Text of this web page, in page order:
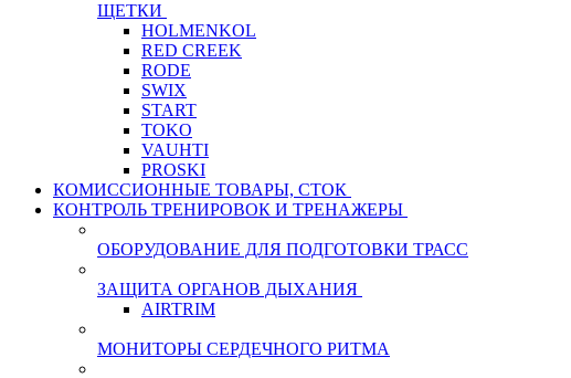
ЩЕТКИ
HOLMENKOL
RED CREEK
RODE
SWIX
START
TOKO
VAUHTI
PROSKI
КОМИССИОННЫЕ ТОВАРЫ, СТОК
КОНТРОЛЬ ТРЕНИРОВОК И ТРЕНАЖЕРЫ
ОБОРУДОВАНИЕ ДЛЯ ПОДГОТОВКИ ТРАСС
ЗАЩИТА ОРГАНОВ ДЫХАНИЯ
AIRTRIM
МОНИТОРЫ СЕРДЕЧНОГО РИТМА